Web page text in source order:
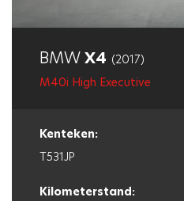
BMWX4 (2017)
M40i High Executive
Kenteken:
T531JP
Kilometerstand: